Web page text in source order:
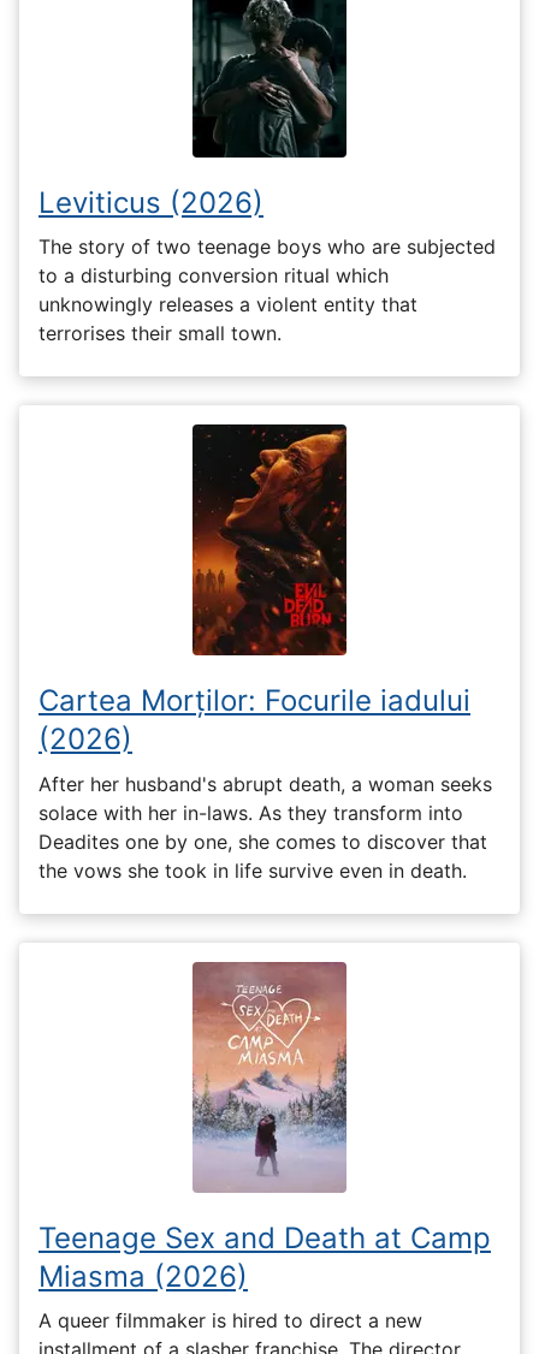
Leviticus (2026)
The story of two teenage boys who are subjected
to a disturbing conversion ritual which
unknowingly releases a violent entity that
terrorises their small town.
Cartea Morților: Focurile iadului
(2026)
After her husband's abrupt death, a woman seeks
solace with her in-laws. As they transform into
Deadites one by one, she comes to discover that
the vows she took in life survive even in death.
Teenage Sex and Death at Camp
Miasma (2026)
A queer filmmaker is hired to direct a new